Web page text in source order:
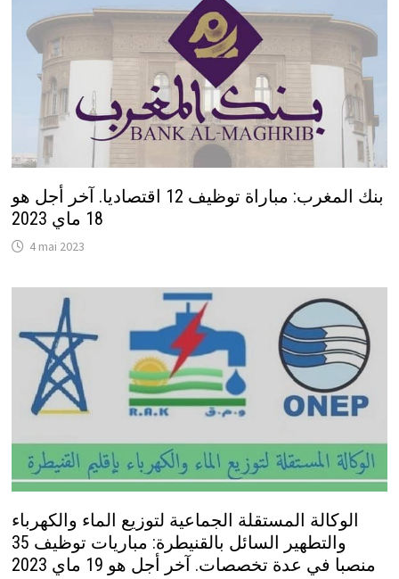
بنك المغرب: مباراة توظيف 12 اقتصاديا. آخر أجل هو
18 ماي 2023
4 mai 2023
الوكالة المستقلة الجماعية لتوزيع الماء والكهرباء
والتطهير السائل بالقنيطرة: مباريات توظيف 35
منصبا في عدة تخصصات. آخر أجل هو 19 ماي 2023